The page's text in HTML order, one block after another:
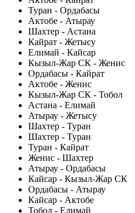
Туран - Ордабасы
Актобе - Атырау
Шахтер - Астана
Кайрат - Жетысу
Елимай - Кайсар
Кызыл-Жар СК - Женис
Ордабасы - Кайрат
Актобе - Женис
Кызыл-Жар СК - Тобол
Астана - Елимай
Атырау - Жетысу
Шахтер - Туран
Шахтер - Туран
Туран - Кайрат
Женис - Шахтер
Атырау - Ордабасы
Кайсар - Кызыл-Жар СК
Ордабасы - Атырау
Кайсар - Актобе
Тобол - Елимай